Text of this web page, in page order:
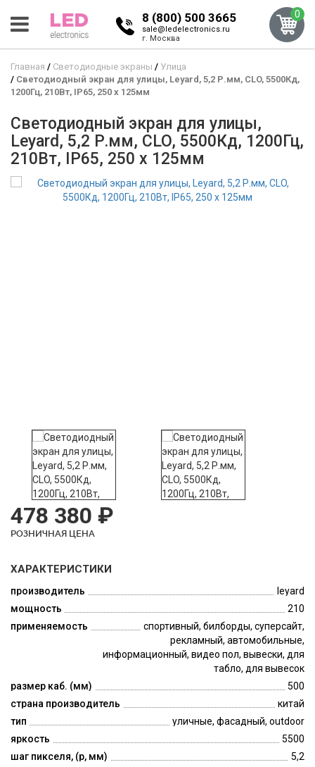
8 (800) 500 3665
sale@ledelectronics.ru
г. Москва
0
Главная Светодиодные экраны
Улица
Светодиодный экран для улицы, Leyard, 5,2 Р.мм, CLO, 5500Кд,
1200Гц, 210Вт, IP65, 250 x 125мм
Светодиодный экран для улицы,
Leyard, 5,2 Р.мм, CLO, 5500Кд, 1200Гц,
210Вт, IP65, 250 x 125мм
478 380 ₽
РОЗНИЧНАЯ ЦЕНА
ХАРАКТЕРИСТИКИ
производитель
leyard
мощность
210
применяемость
спортивный, билборды, суперсайт,
рекламный, автомобильные,
информационный, видео пол, вывески, для
табло, для вывесок
размер каб. (мм)
500
страна производитель
китай
тип
уличные, фасадный, outdoor
яркость
5500
шаг пикселя, (p, мм)
5,2